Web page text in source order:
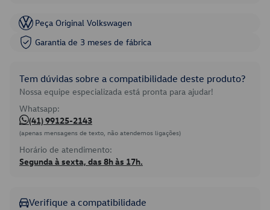
Peça Original Volkswagen
Garantia de 3 meses de fábrica
Tem dúvidas sobre a compatibilidade deste produto?
Nossa equipe especializada está pronta para ajudar!
Whatsapp:
(41) 99125-2143
(apenas mensagens de texto, não atendemos ligações)
Horário de atendimento:
Segunda à sexta, das 8h às 17h.
Verifique a compatibilidade